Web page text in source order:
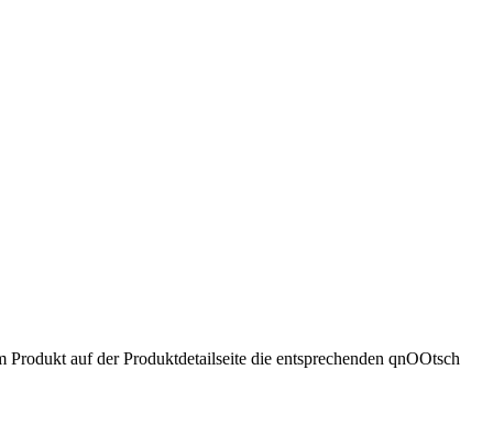
auf der Produktdetailseite die entsprechenden qnOOtsch